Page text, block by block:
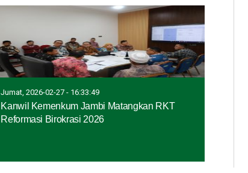
Jumat, 2026-02-27 - 16:33:49
Kanwil Kemenkum Jambi Matangkan RKT
Reformasi Birokrasi 2026